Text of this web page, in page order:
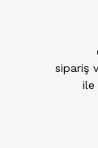
sipariş
ile